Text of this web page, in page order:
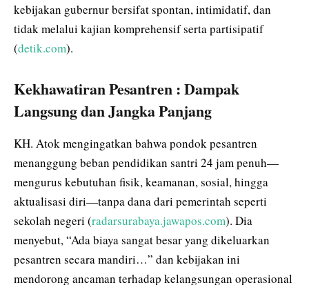
kebijakan gubernur bersifat spontan, intimidatif, dan
tidak melalui kajian komprehensif serta partisipatif
(detik.com).
Kekhawatiran Pesantren : Dampak
Langsung dan Jangka Panjang
KH. Atok mengingatkan bahwa pondok pesantren
menanggung beban pendidikan santri 24 jam penuh—
mengurus kebutuhan fisik, keamanan, sosial, hingga
aktualisasi diri—tanpa dana dari pemerintah seperti
sekolah negeri (radarsurabaya.jawapos.com). Dia
menyebut, “Ada biaya sangat besar yang dikeluarkan
pesantren secara mandiri…” dan kebijakan ini
mendorong ancaman terhadap kelangsungan operasional